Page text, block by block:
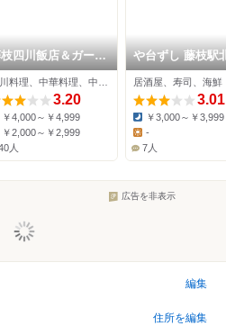
四川飯店＆ガーデ
3.20
￥4,000～￥4,999
￥2,000～￥2,999
人
や台ずし 藤枝駅
町
居酒屋、寿司、海鮮
3.01
Dinner:
￥3,000～￥3,999
Lunch:
-
7人
広告を非表示
編集
住所を編集